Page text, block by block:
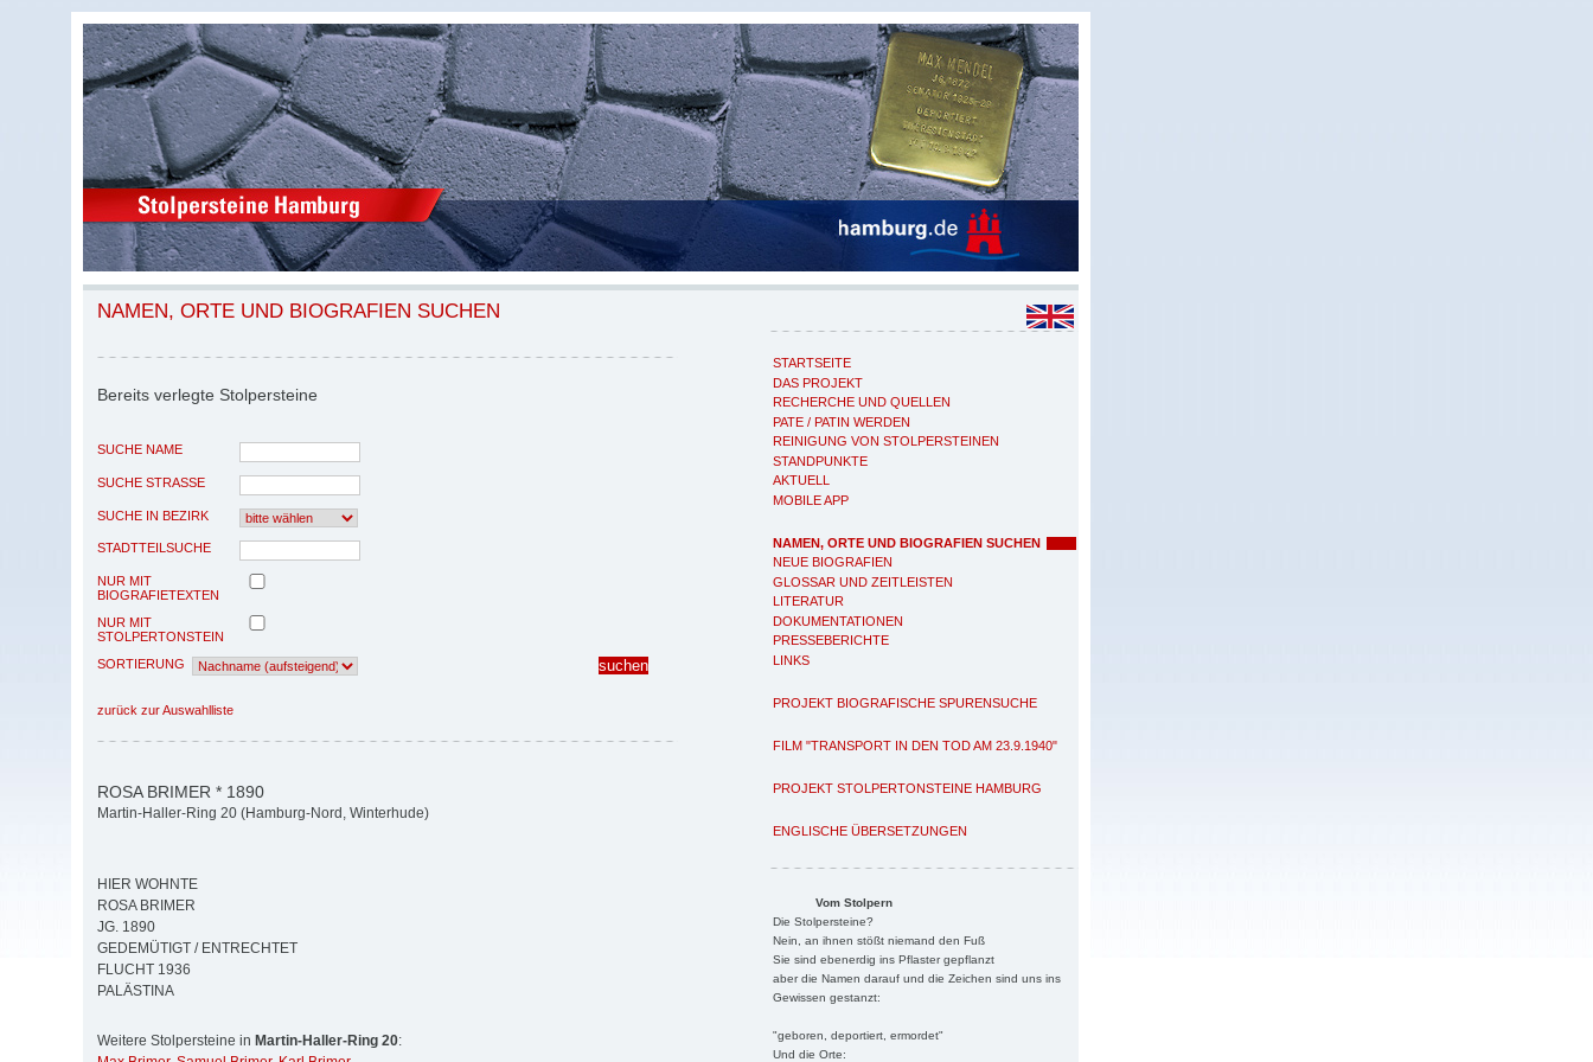
STARTSEITE
DAS PROJEKT
RECHERCHE UND QUELLEN
PATE / PATIN WERDEN
REINIGUNG VON STOLPERSTEINEN
STANDPUNKTE
AKTUELL
MOBILE APP
NAMEN, ORTE UND BIOGRAFIEN SUCHEN
NEUE BIOGRAFIEN
GLOSSAR UND ZEITLEISTEN
LITERATUR
DOKUMENTATIONEN
PRESSEBERICHTE
LINKS
PROJEKT BIOGRAFISCHE SPURENSUCHE
FILM "TRANSPORT IN DEN TOD AM 23.9.1940"
PROJEKT STOLPERTONSTEINE HAMBURG
ENGLISCHE ÜBERSETZUNGEN
Vom Stolpern
Die Stolpersteine?
Nein, an ihnen stößt niemand den Fuß
Sie sind ebenerdig ins Pflaster gepflanzt
aber die Namen darauf und die Zeichen sind uns ins
Gewissen gestanzt:
"geboren, deportiert, ermordet"
Und die Orte:
NAMEN, ORTE UND BIOGRAFIEN SUCHEN
Bereits verlegte Stolpersteine
SUCHE NAME
SUCHE STRASSE
SUCHE IN BEZIRK
STADTTEILSUCHE
NUR MIT
BIOGRAFIETEXTEN
NUR MIT
STOLPERTONSTEIN
SORTIERUNG
zurück zur Auswahlliste
ROSA BRIMER * 1890
Martin-Haller-Ring 20 (Hamburg-Nord, Winterhude)
HIER WOHNTE
ROSA BRIMER
JG. 1890
GEDEMÜTIGT / ENTRECHTET
FLUCHT 1936
PALÄSTINA
Weitere Stolpersteine in Martin-Haller-Ring 20: